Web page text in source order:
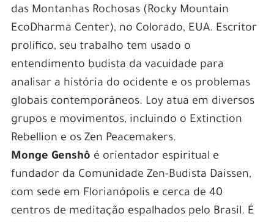
das Montanhas Rochosas (Rocky Mountain
EcoDharma Center), no Colorado, EUA. Escritor
prolífico, seu trabalho tem usado o
entendimento budista da vacuidade para
analisar a história do ocidente e os problemas
globais contemporâneos. Loy atua em diversos
grupos e movimentos, incluindo o Extinction
Rebellion e os Zen Peacemakers.
Monge Genshô é orientador espiritual e
fundador da Comunidade Zen-Budista Daissen,
com sede em Florianópolis e cerca de 40
centros de meditação espalhados pelo Brasil. É